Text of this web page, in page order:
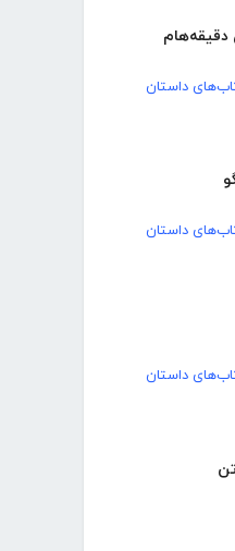
دقیقه‌هام
داستان
داستان
داستان